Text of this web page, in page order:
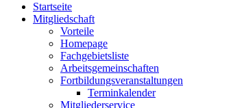
Startseite
Mitgliedschaft
Vorteile
Homepage
Fachgebietsliste
Arbeitsgemeinschaften
Fortbildungsveranstaltungen
Terminkalender
Mitgliederservice